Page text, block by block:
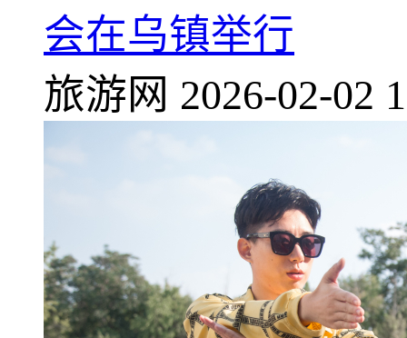
会在乌镇举行
旅游网 2026-02-02